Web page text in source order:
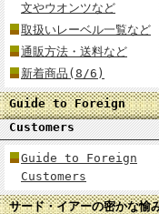
文やウオンツなど
取扱いレーベル一覧など
通販方法・送料など
新着商品(8/6)
Guide to Foreign
Customers
Guide to Foreign
Customers
サード・イアーの密かな愉